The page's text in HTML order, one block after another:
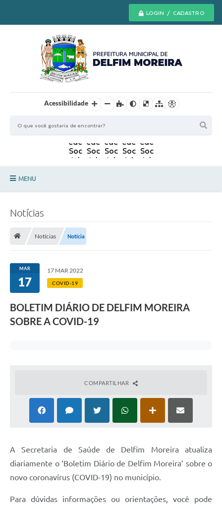
LOGIN / CADASTRO
Acessibilidade
MENU
Transparência
Editais
Listas de Espera - Unidade Básica de Saúde
Conheça Delfim Moreira
JORNADA DO PATRIMÔNIO
Notícias
Notícias Notícia
MAR
17
17 MAR 2022
COVID-19
BOLETIM DIÁRIO DE DELFIM MOREIRA
SOBRE A COVID-19
COMPARTILHAR
A Secretaria de Saúde de Delfim Moreira atualiza
diariamente o ‘Boletim Diário de Delfim Moreira’ sobre o
novo coronavírus (COVID-19) no município.
Para dúvidas informações ou orientações, você pode